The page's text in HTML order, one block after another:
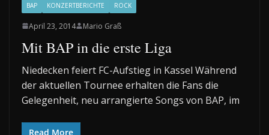
BAP KONZERTBERICHTE ROCK
April 23, 2014 Mario Graß
Mit BAP in die erste Liga
Niedecken feiert FC-Aufstieg in Kassel Während
der aktuellen Tournee erhalten die Fans die
Gelegenheit, neu arrangierte Songs von BAP, im
Read More